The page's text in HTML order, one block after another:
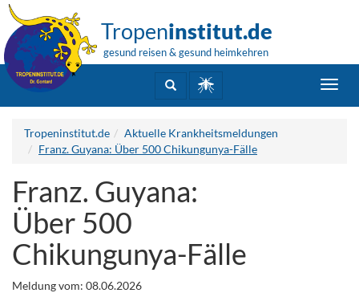
Tropeninstitut.de
gesund reisen & gesund heimkehren
Tropeninstitut.de
Aktuelle Krankheitsmeldungen
Franz. Guyana: Über 500 Chikungunya-Fälle
Franz. Guyana:
Über 500
Chikungunya-Fälle
Meldung vom: 08.06.2026